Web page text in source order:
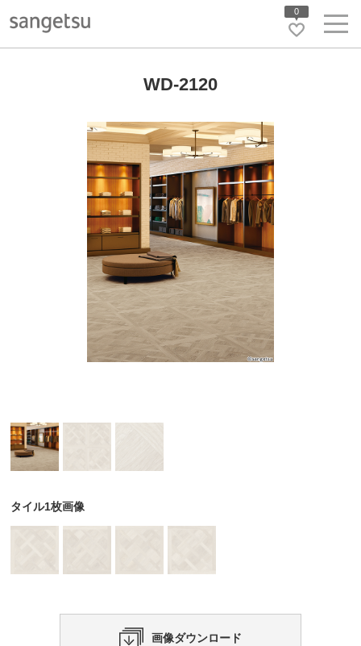
0
WD-2120
タイル1枚画像
画像ダウンロード